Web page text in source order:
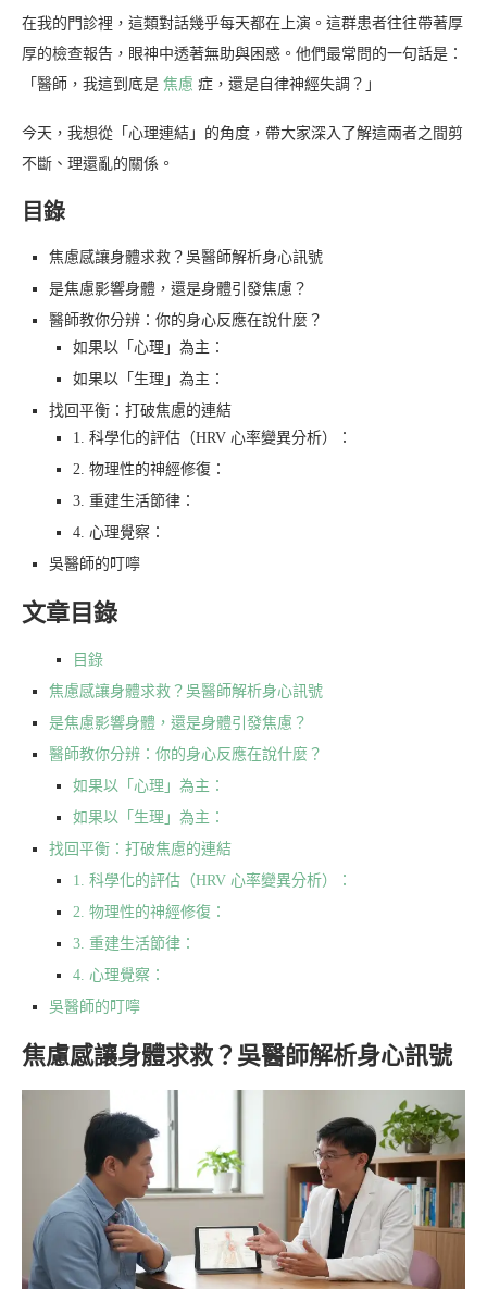
在我的門診裡，這類對話幾乎每天都在上演。這群患者往往帶著厚
厚的檢查報告，眼神中透著無助與困惑。他們最常問的一句話是：
「醫師，我這到底是 焦慮 症，還是自律神經失調？」
今天，我想從「心理連結」的角度，帶大家深入了解這兩者之間剪
不斷、理還亂的關係。
目錄
焦慮感讓身體求救？吳醫師解析身心訊號
是焦慮影響身體，還是身體引發焦慮？
醫師教你分辨：你的身心反應在說什麼？
如果以「心理」為主：
如果以「生理」為主：
找回平衡：打破焦慮的連結
1. 科學化的評估（HRV 心率變異分析）：
2. 物理性的神經修復：
3. 重建生活節律：
4. 心理覺察：
吳醫師的叮嚀
文章目錄
目錄
焦慮感讓身體求救？吳醫師解析身心訊號
是焦慮影響身體，還是身體引發焦慮？
醫師教你分辨：你的身心反應在說什麼？
如果以「心理」為主：
如果以「生理」為主：
找回平衡：打破焦慮的連結
1. 科學化的評估（HRV 心率變異分析）：
2. 物理性的神經修復：
3. 重建生活節律：
4. 心理覺察：
吳醫師的叮嚀
焦慮感讓身體求救？吳醫師解析身心訊號